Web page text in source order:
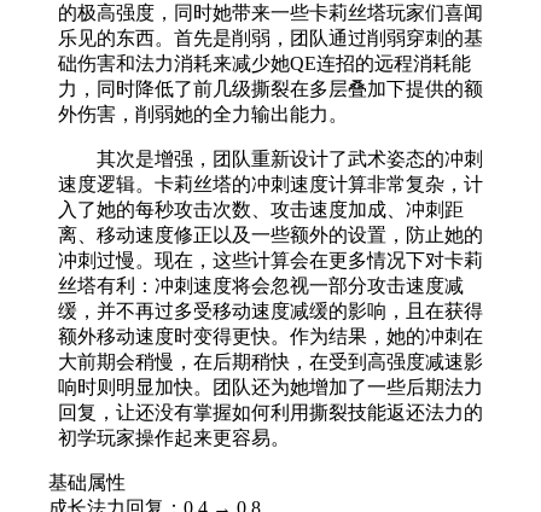
的极高强度，同时她带来一些卡莉丝塔玩家们喜闻
乐见的东西。首先是削弱，团队通过削弱穿刺的基
础伤害和法力消耗来减少她QE连招的远程消耗能
力，同时降低了前几级撕裂在多层叠加下提供的额
外伤害，削弱她的全力输出能力。
其次是增强，团队重新设计了武术姿态的冲刺
速度逻辑。卡莉丝塔的冲刺速度计算非常复杂，计
入了她的每秒攻击次数、攻击速度加成、冲刺距
离、移动速度修正以及一些额外的设置，防止她的
冲刺过慢。现在，这些计算会在更多情况下对卡莉
丝塔有利：冲刺速度将会忽视一部分攻击速度减
缓，并不再过多受移动速度减缓的影响，且在获得
额外移动速度时变得更快。作为结果，她的冲刺在
大前期会稍慢，在后期稍快，在受到高强度减速影
响时则明显加快。团队还为她增加了一些后期法力
回复，让还没有掌握如何利用撕裂技能返还法力的
初学玩家操作起来更容易。
基础属性
成长法力回复：0.4 → 0.8